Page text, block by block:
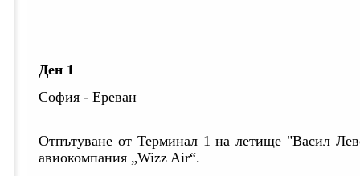
Ден 1
София - Ереван
Отпътуване от Терминал 1 на летище "Васил
авиокомпания „Wizz Air“.